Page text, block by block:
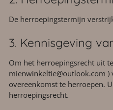
De herroepingstermijn
3. Kennisgeving
Om het herroepingsrecht uit
mienwinkeltie@outlook.com )
overeenkomst te herroepen.
herroepingsrecht.